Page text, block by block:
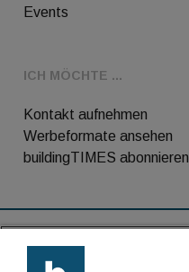
Events
ICH MÖCHTE ...
Kontakt aufnehmen
Werbeformate ansehen
buildingTIMES abonnieren